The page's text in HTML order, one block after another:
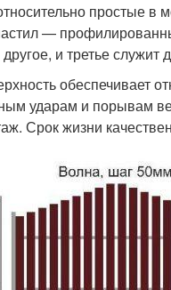
Плетеный забор
простые
—
и третье служит
обеспечивает
ударам и порывам
Срок жизни